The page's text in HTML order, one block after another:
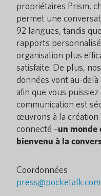
propriétaires Prism,
permet une
92 langues, tandis
rapports
organisation plus
satisfaite. De plus,
données vont au-
afin que vous
communication est
œuvrons à la
connecté –un monde
bienvenu à la
Coordonnées
press@pocketalk.com